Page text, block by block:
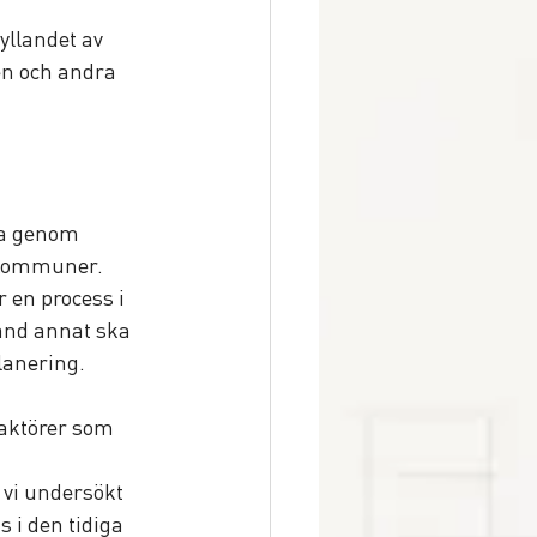
av
och andra
genom
process i
annat ska
som
undersökt
i den tidiga